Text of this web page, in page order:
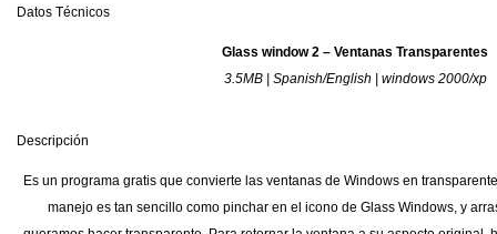
Datos Técnicos
Glass window 2 – Ventanas Transparentes
3.5MB | Spanish/English | windows 2000/xp
Descripción
Es un programa gratis que convierte las ventanas de Windows en
manejo es tan sencillo como pinchar en el icono de Glass Windows, y